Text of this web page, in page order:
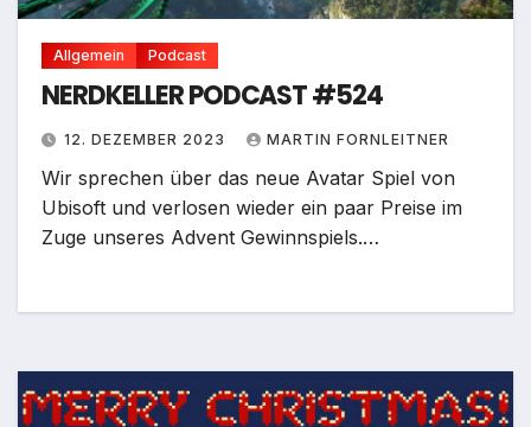
Allgemein Podcast
NERDKELLER PODCAST #524
12. DEZEMBER 2023 MARTIN FORNLEITNER
Wir sprechen über das neue Avatar Spiel von
Ubisoft und verlosen wieder ein paar Preise im
Zuge unseres Advent Gewinnspiels.…